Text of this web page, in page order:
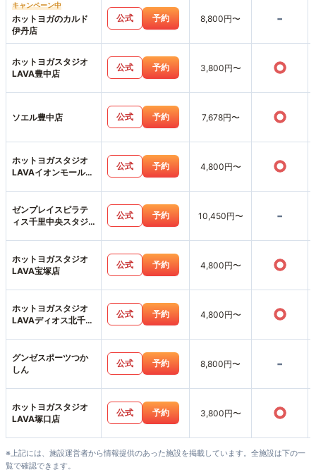
キャンペーン中
ホットヨガのカルド
伊丹店
公式 予約 8,800円〜 -
ホットヨガスタジオ
LAVA豊中店
公式 予約 3,800円〜 ○
ソエル豊中店 公式 予約 7,678円〜 ○
ホットヨガスタジオ
LAVAイオンモール伊
公式 予約 4,800円〜 ○
ゼンプレイスピラテ
ィス千里中央スタジ
公式 予約 10,450円〜 -
ホットヨガスタジオ
LAVA宝塚店
公式 予約 4,800円〜 ○
ホットヨガスタジオ
LAVAディオス北千里
公式 予約 4,800円〜 ○
グンゼスポーツつか
しん
公式 予約 8,800円〜 -
ホットヨガスタジオ
LAVA塚口店
公式 予約 3,800円〜 ○
※上記には、施設運営者から情報提供のあった施設を掲載しています。全施設は下の一
覧で確認できます。